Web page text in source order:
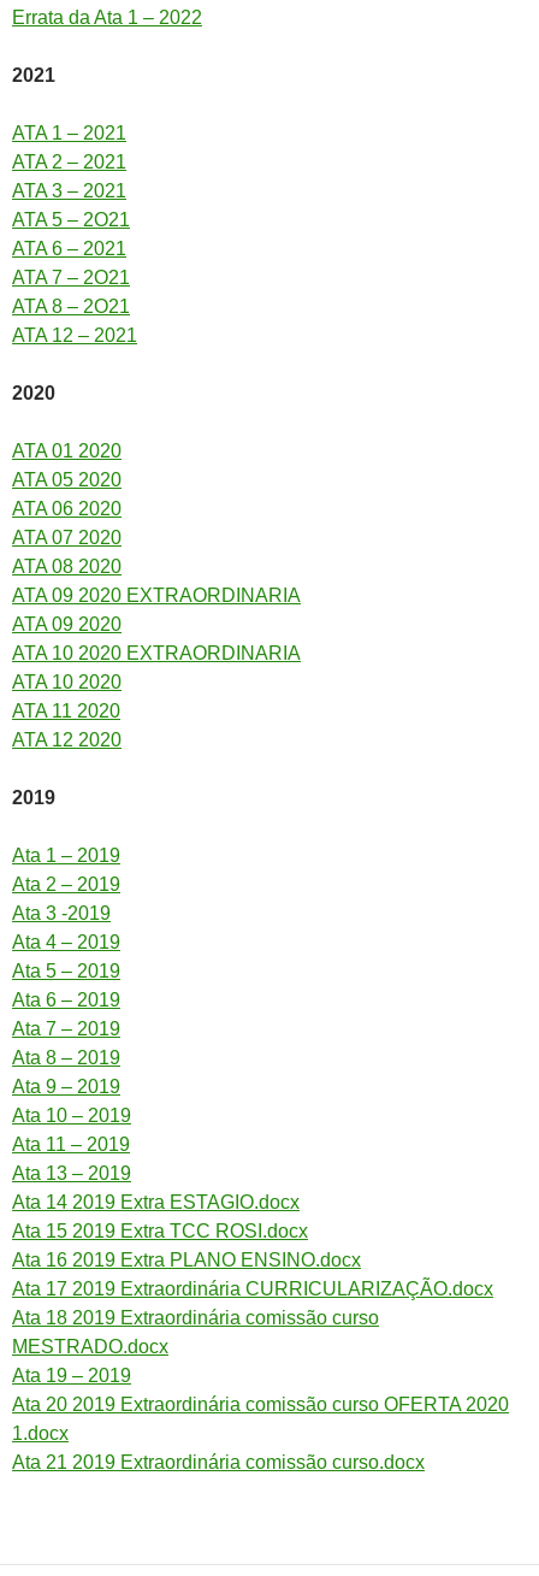
Errata da Ata 1 – 2022
2021
ATA 1 – 2021
ATA 2 – 2021
ATA 3 – 2021
ATA 5 – 2O21
ATA 6 – 2021
ATA 7 – 2O21
ATA 8 – 2O21
ATA 12 – 2021
2020
ATA 01 2020
ATA 05 2020
ATA 06 2020
ATA 07 2020
ATA 08 2020
ATA 09 2020 EXTRAORDINARIA
ATA 09 2020
ATA 10 2020 EXTRAORDINARIA
ATA 10 2020
ATA 11 2020
ATA 12 2020
2019
Ata 1 – 2019
Ata 2 – 2019
Ata 3 -2019
Ata 4 – 2019
Ata 5 – 2019
Ata 6 – 2019
Ata 7 – 2019
Ata 8 – 2019
Ata 9 – 2019
Ata 10 – 2019
Ata 11 – 2019
Ata 13 – 2019
Ata 14 2019 Extra ESTAGIO.docx
Ata 15 2019 Extra TCC ROSI.docx
Ata 16 2019 Extra PLANO ENSINO.docx
Ata 17 2019 Extraordinária CURRICULARIZAÇÃO.docx
Ata 18 2019 Extraordinária comissão curso
MESTRADO.docx
Ata 19 – 2019
Ata 20 2019 Extraordinária comissão curso OFERTA 2020
1.docx
Ata 21 2019 Extraordinária comissão curso.docx